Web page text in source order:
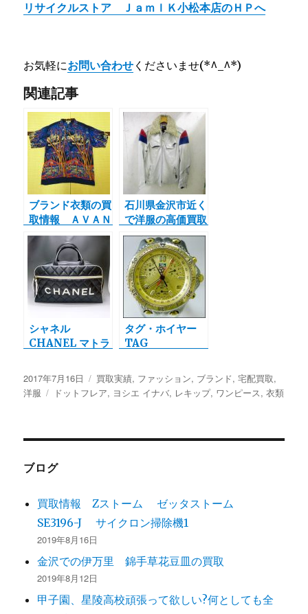
リサイクルストア ＪａｍｌＫ小松本店のＨＰへ
お気軽にお問い合わせ くださいませ(*^_^*)
関連記事
ブランド衣類の買
取情報 ＡＶＡＮ
ＴＩ アヴァンテ
ィ シャツ
石川県金沢市近く
で洋服の高価買取
ならジャムルKは
くさん街道市場、
小松本店。白山
市、小松市、能美
市、加賀市、野々
市市の
シャネル
CHANEL マトラ
ッグを宅配買取さ
せて頂きました。
タグ・ホイヤー
TAG
グラフ 腕時計の
宅配買取実績
投
稿
2017年7月16日
カ
テ
ー
買取実績, ファッション, ブランド,宅配買取,
洋服
タ
ドットフレア, ヨシエ イナバ, レキップ, ワンピース,衣類
ブログ
買取情報 Zストーム ゼッタストーム
SE3196-J サイクロン掃除機1
2019年8月16日
金沢での伊万里 錦手草花豆皿の買取
2019年8月12日
甲子園、星陵高校頑張って欲しい?何としても全